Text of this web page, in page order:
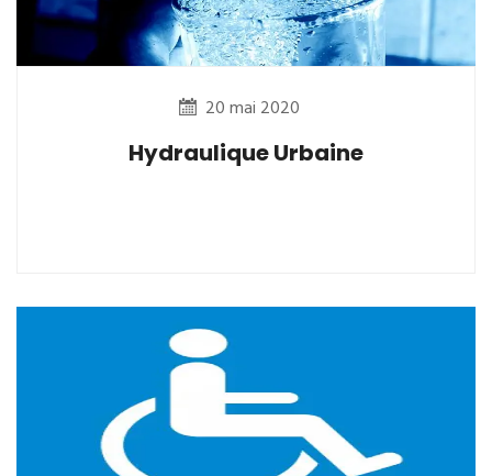
20 mai 2020
Hydraulique Urbaine